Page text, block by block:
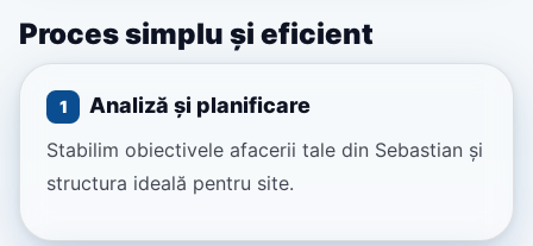
Proces simplu și eficient
1 Analiză și planificare
Stabilim obiectivele afacerii tale din Sebastian și
structura ideală pentru site.